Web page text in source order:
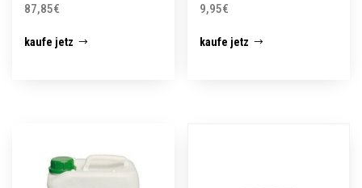
87,85€
kaufe jetz
9,95€
kaufe jetz